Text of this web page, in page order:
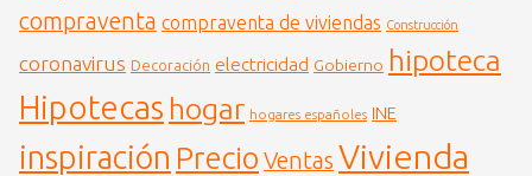
compraventa compraventa de viviendas Construcción
coronavirus Decoración electricidad Gobierno hipoteca
Hipotecas hogar hogares españoles INE
inspiración Precio Ventas Vivienda